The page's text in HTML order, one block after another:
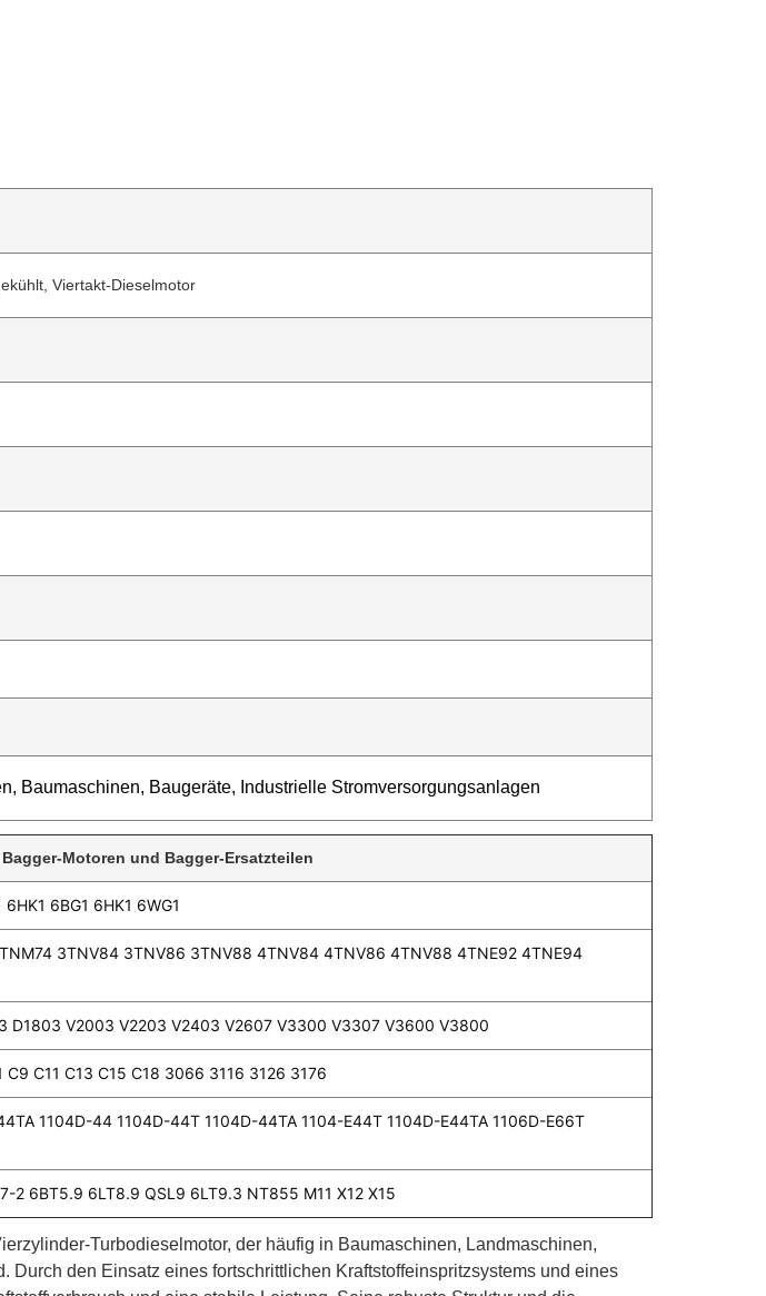
Viertakt-Dieselmotor
Baumaschinen, Baugeräte, Industrielle Stromversorgungsanlagen
Motoren und Bagger-Ersatzteilen
6BG1 6HK1 6WG1
3TNV84 3TNV86 3TNV88 4TNV84 4TNV86 4TNV88 4TNE92 4TNE94
D1803 V2003 V2203 V2403 V2607 V3300 V3307 V3600 V3800
C11 C13 C15 C18 3066 3116 3126 3176
1104D-44 1104D-44T 1104D-44TA 1104-E44T 1104D-E44TA 1106D-E66T
2 6BT5.9 6LT8.9 QSL9 6LT9.3 NT855 M11 X12 X15
Turbodieselmotor, der häufig in Baumaschinen, Landmaschinen,
den Einsatz eines fortschrittlichen Kraftstoffeinspritzsystems und eines